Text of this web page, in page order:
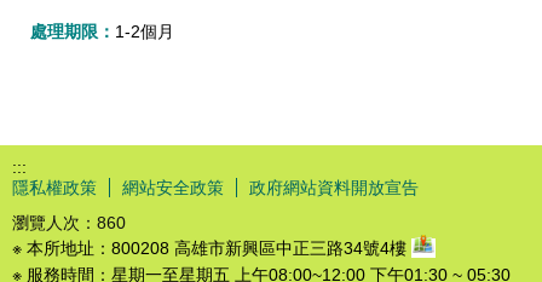
處理期限： 1-2個月
:::
隱私權政策
網站安全政策
政府網站資料開放宣告
瀏覽人次： 860
※ 本所地址：800208 高雄市新興區中正三路34號4樓
※ 服務時間：星期一至星期五 上午08:00~12:00 下午01:30 ~ 05:30